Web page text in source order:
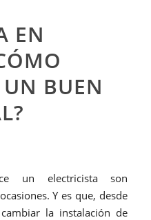
EN
BUEN
un electricista son
Y es que, desde
la instalación de